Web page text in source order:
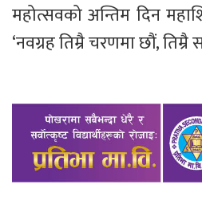
महोत्सवको अन्तिम दिन
‘नवग्रह तिम्रै चरणमा छौं,